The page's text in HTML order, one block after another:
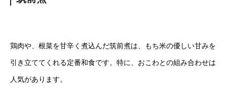
鶏肉や、根菜を甘辛く煮込んだ筑前煮は、もち米の優しい甘みを
引き立ててくれる定番和食です。特に、おこわとの組み合わせは
人気があります。